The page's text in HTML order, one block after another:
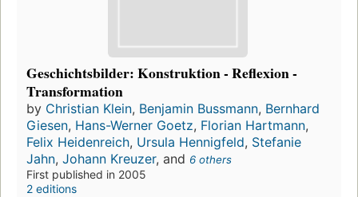
Geschichtsbilder: Konstruktion - Reflexion -
Transformation
by Christian Klein, Benjamin Bussmann, Bernhard
Giesen, Hans-Werner Goetz, Florian Hartmann,
Felix Heidenreich, Ursula Hennigfeld, Stefanie
Jahn, Johann Kreuzer, and 6 others
First published in 2005
2 editions